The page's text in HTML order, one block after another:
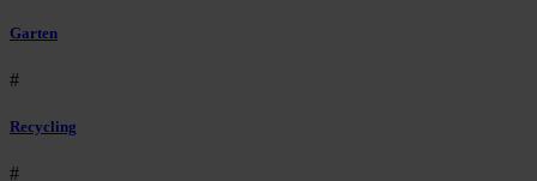
Garten
#
Recycling
#